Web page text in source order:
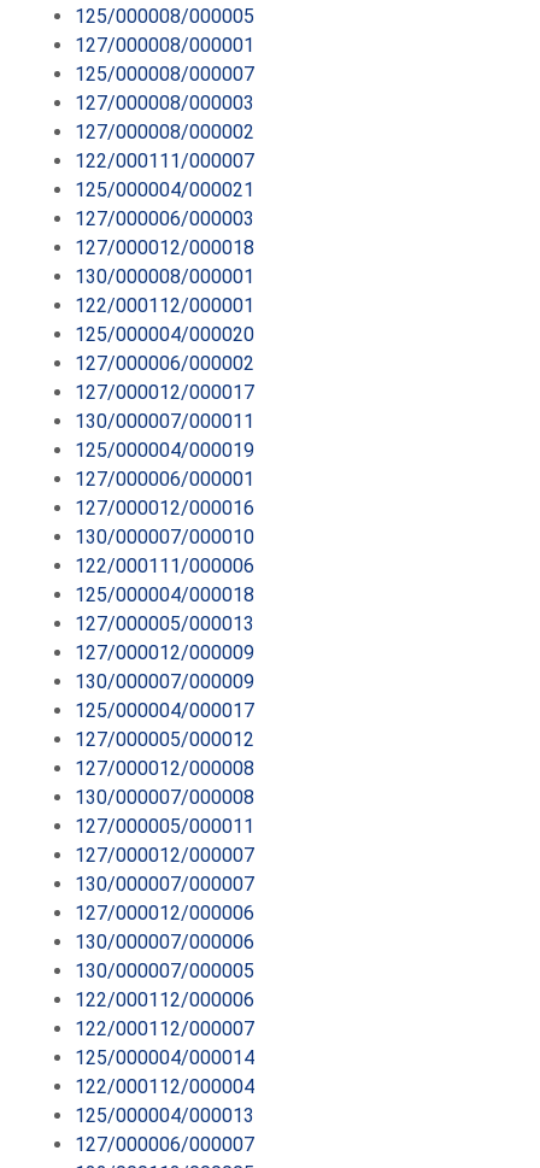
125/000008/000005
127/000008/000001
125/000008/000007
127/000008/000003
127/000008/000002
122/000111/000007
125/000004/000021
127/000006/000003
127/000012/000018
130/000008/000001
122/000112/000001
125/000004/000020
127/000006/000002
127/000012/000017
130/000007/000011
125/000004/000019
127/000006/000001
127/000012/000016
130/000007/000010
122/000111/000006
125/000004/000018
127/000005/000013
127/000012/000009
130/000007/000009
125/000004/000017
127/000005/000012
127/000012/000008
130/000007/000008
127/000005/000011
127/000012/000007
130/000007/000007
127/000012/000006
130/000007/000006
130/000007/000005
122/000112/000006
122/000112/000007
125/000004/000014
122/000112/000004
125/000004/000013
127/000006/000007